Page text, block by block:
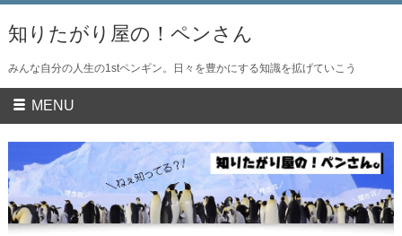
知りたがり屋の！ペンさん
みんな自分の人生の1stペンギン。日々を豊かにする知識を拡げていこう
MENU